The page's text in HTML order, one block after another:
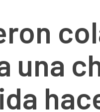
una